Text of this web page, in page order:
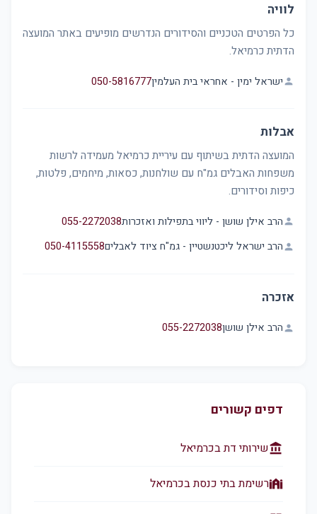
לוויה
כל הפרטים הטכניים והסידורים הנדרשים מופיעים באתר המועצה
הדתית כרמיאל.
personישראל ימין - אחראי בית העלמין050-5816777
אבלות
המועצה הדתית בשיתוף עם עיריית כרמיאל מעמידה לרשות
משפחות האבלים גמ"ח עם שולחנות, כסאות, מיחמים, פלטות,
כיפות וסידורים.
person הרב אילן שושן - ליווי בתפילות ואזכרות055-2272038
person הרב ישראל ליכטנשטיין - גמ"ח ציוד לאבלים050-4115558
אזכרה
person הרב אילן שושן055-2272038
דפים קשורים
account_balanceשירותי דת בכרמיאל
synagogueרשימת בתי כנסת בכרמיאל